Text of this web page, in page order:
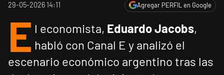
29-05-2026 14:11 Agregar PERFIL en Google
E l economista, Eduardo Jacobs,
habló con Canal E y analizó el
escenario económico argentino tras las